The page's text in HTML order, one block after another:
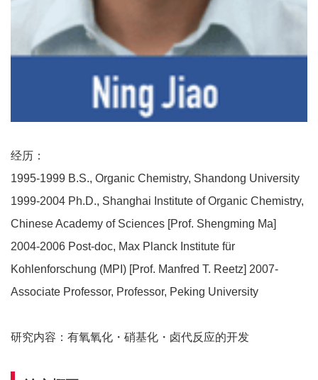
经历：
1995-1999 B.S., Organic Chemistry, Shandong University
1999-2004 Ph.D., Shanghai Institute of Organic Chemistry,
Chinese Academy of Sciences [Prof. Shengming Ma]
2004-2006 Post-doc, Max Planck Institute für
Kohlenforschung (MPI) [Prof. Manfred T. Reetz] 2007-
Associate Professor, Professor, Peking University
研究内容：有氧氧化・硝基化・卤代反应的开发